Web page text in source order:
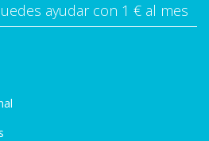
ayudar con 1 € al mes